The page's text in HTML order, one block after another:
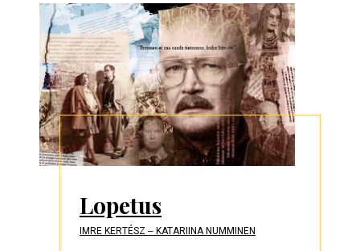
Lopetus
IMRE KERTÉSZ ‒ KATARIINA NUMMINEN